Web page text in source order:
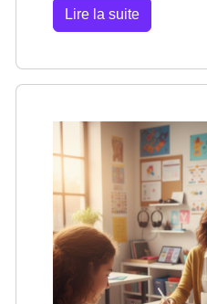
Lire la suite